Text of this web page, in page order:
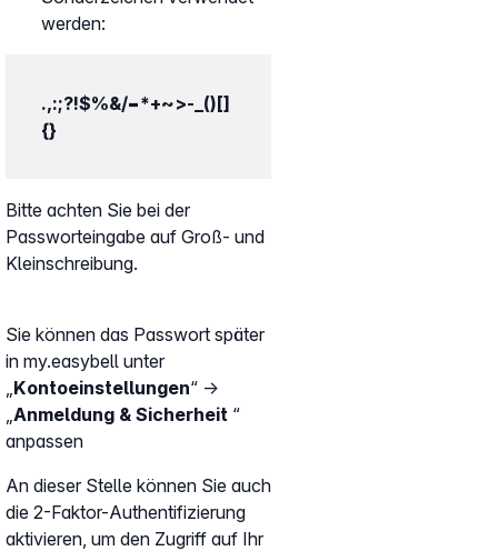
werden:
.,:;?!$%&/=*+~>-_()[]
{}
Bitte achten Sie bei der
Passworteingabe auf Groß- und
Kleinschreibung.
Sie können das Passwort später
in my.easybell unter
„Kontoeinstellungen“ →
„Anmeldung & Sicherheit “
anpassen
An dieser Stelle können Sie auch
die 2-Faktor-Authentifizierung
aktivieren, um den Zugriff auf Ihr